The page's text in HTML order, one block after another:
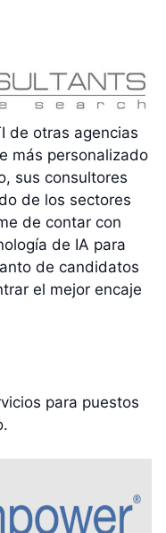
de otras agencias
más personalizado
sus consultores
de los sectores
de contar con
de IA para
de candidatos
el mejor encaje
para puestos